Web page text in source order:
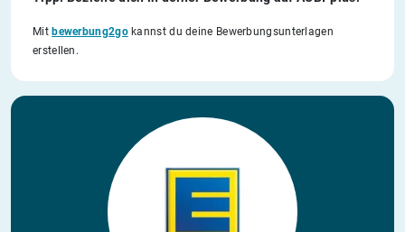
Mit bewerbung2gokannst du deine Bewerbungsunterlagen
erstellen.